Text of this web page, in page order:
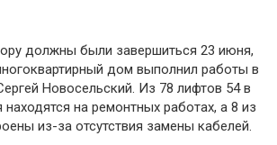
должны были завершиться 23 июня,
дом выполнил работы в
Новосельский. Из 78 лифтов 54 в
на ремонтных работах, а 8 из
из-за отсутствия замены кабелей.